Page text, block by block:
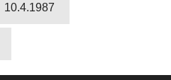
10.4.1987